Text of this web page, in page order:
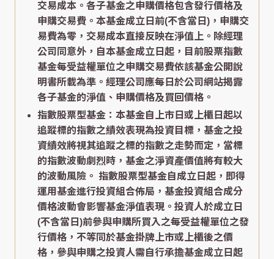
交易成本。各子基金之申購價格包含發行價格及
申購交易費。本基金成立日前(不含當日)，申購交
易費為零，交易成本直接反映在淨值上。除經理
公司同意外，自本基金成立日起，目前股票指數
基金每受益權單位之申購交易費依該基金公開說
明書所載為準。經理公司應每日於公司網站揭露
各子基金的淨值、申購價格及買回價格。
指數股票型基金：本基金自上市日或上櫃日起以
追蹤標的指數之績效表現為投資目標，基金之投
資績效將視其追蹤之標的指數之走勢而定，當標
的指數波動劇烈時，基金之淨資產價值將有較大
的波動風險。 指數股票型基金自成立日起，即得
運用基金進行投資組合佈局，基金投資組合成分
價格波動會影響基金淨值表現。投資人於成立日
(不含當日)前參與申購所買入之每受益權單位之發
行價格，不等同於基金掛牌上市或上櫃後之價
格，參與申購之投資人需自行承擔基金成立日起